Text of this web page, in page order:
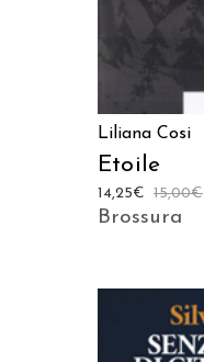
Liliana Cosi
Etoile
15,00€
14,25€
Brossura